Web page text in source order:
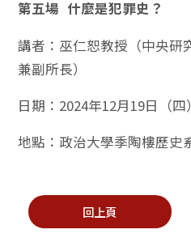
第五場 什麼是犯罪史？
講者：巫仁恕教授（中央研
兼副所長）
日期：2024年12月19日（
地點：政治大學季陶樓歷史
回上頁